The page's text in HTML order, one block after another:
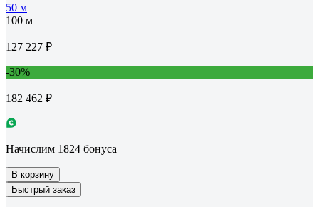
50 м
100 м
127 227 ₽
-30%
182 462 ₽
Начислим 1824 бонуса
В корзину
Быстрый заказ